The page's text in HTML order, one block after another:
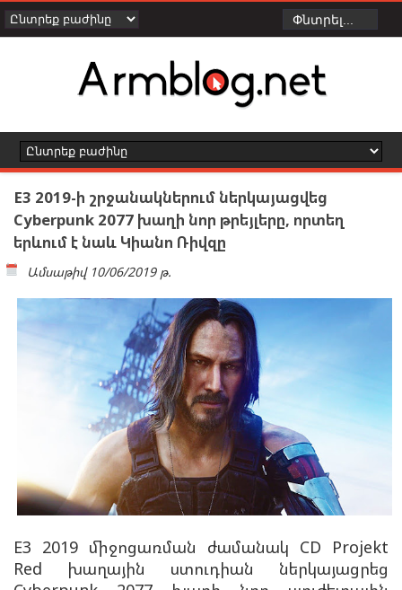
E3 2019-ի շրջանակներում ներկայացվեց
Cyberpunk 2077 խաղի նոր թրեյլերը, որտեղ
երևում է նաև Կիանո Ռիվզը
Ամսաթիվ 10/06/2019 թ.
E3 2019 միջոցառման ժամանակ CD Projekt
Red խաղային ստուդիան ներկայացրեց